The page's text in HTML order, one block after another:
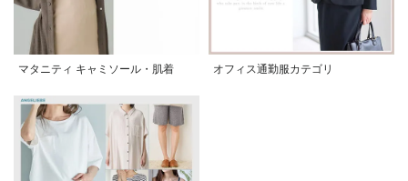
マタニティ キャミソール・肌着 オフィス通勤服カテゴリ